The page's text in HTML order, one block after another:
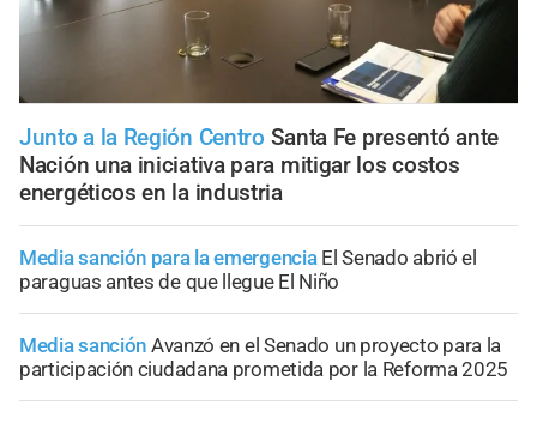
Junto a la Región Centro Santa Fe presentó ante
Nación una iniciativa para mitigar los costos
energéticos en la industria
Media sanción para la emergencia El Senado abrió el
paraguas antes de que llegue El Niño
Media sanción Avanzó en el Senado un proyecto para la
participación ciudadana prometida por la Reforma 2025